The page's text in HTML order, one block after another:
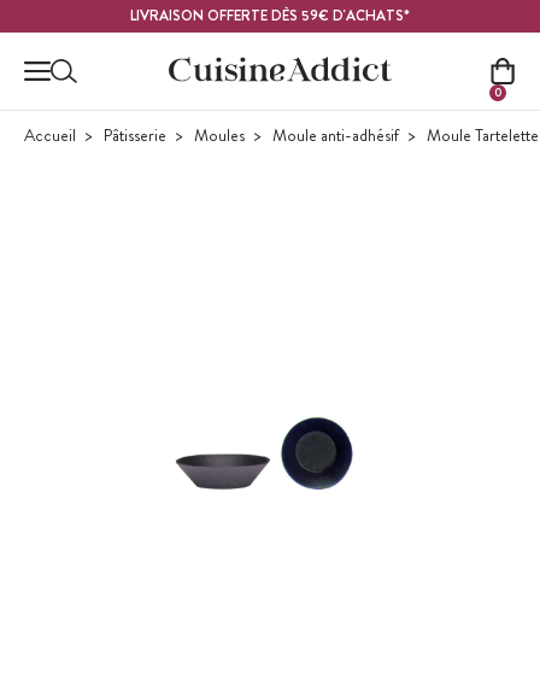
LIVRAISON OFFERTE DÈS 59€ D'ACHATS*
0
Accueil Pâtisserie Moules Moule anti-adhésif Moule